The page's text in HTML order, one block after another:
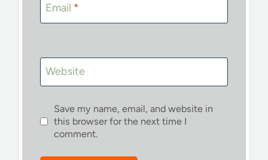
Email *
Website
Save my name, email, and website in
this browser for the next time I
comment.